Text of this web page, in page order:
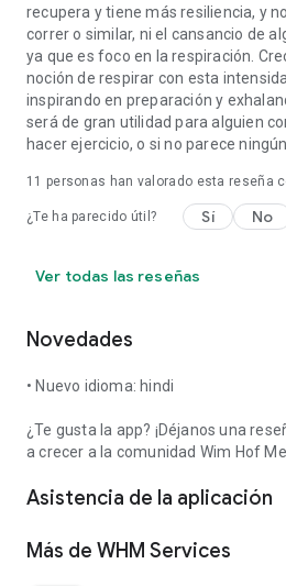
recupera y tiene más resiliencia, y
correr o similar, ni el cansancio de
ya que es foco en la respiración.
noción de respirar con esta
inspirando en preparación y
será de gran utilidad para alguien
hacer ejercicio, o si no parece
11 personas han valorado esta reseña
¿Te ha parecido útil? Sí No
Ver todas las reseñas
Novedades
• Nuevo idioma: hindi
¿Te gusta la app? ¡Déjanos una
a crecer a la comunidad Wim Hof
Asistencia de la aplicación
Más de WHM Services